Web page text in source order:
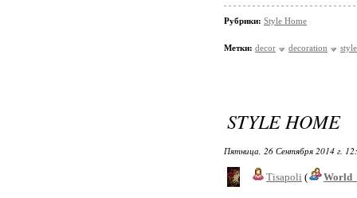
Рубрики: Style Home
Метки: decor decoration
STYLE HOME
Пятница, 26 Сентября 2014 г.
Tisapoli (